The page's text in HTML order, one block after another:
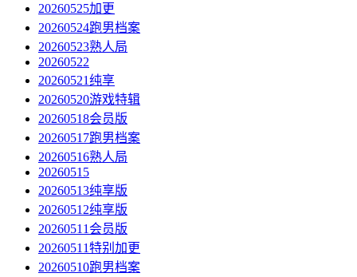
20260525加更
20260524跑男档案
20260523熟人局
20260522
20260521纯享
20260520游戏特辑
20260518会员版
20260517跑男档案
20260516熟人局
20260515
20260513纯享版
20260512纯享版
20260511会员版
20260511特别加更
20260510跑男档案